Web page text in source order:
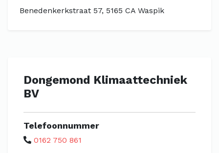
Benedenkerkstraat 57, 5165 CA Waspik
Dongemond Klimaattechniek
BV
Telefoonnummer
0162 750 861